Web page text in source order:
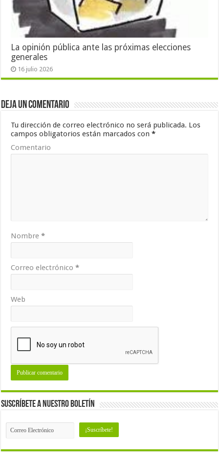
La opinión pública ante las próximas elecciones
generales
16 julio 2026
Deja un comentario
Tu dirección de correo electrónico no será publicada. Los
campos obligatorios están marcados con*
Comentario
Nombre*
Correo electrónico*
Web
Suscríbete a nuestro Boletín